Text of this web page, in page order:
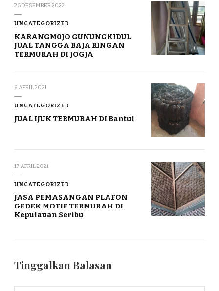
26 DESEMBER 2022
UNCATEGORIZED
KARANGM0JO GUNUNGKIDUL
JUAL TANGGA BAJA RINGAN
TERMURAH DI JOGJA
8 APRIL 2021
UNCATEGORIZED
JUAL IJUK TERMURAH DI Bantul
17 APRIL 2021
UNCATEGORIZED
JASA PEMASANGAN PLAFON
GEDEK MOTIF TERMURAH DI
Kepulauan Seribu
Tinggalkan Balasan